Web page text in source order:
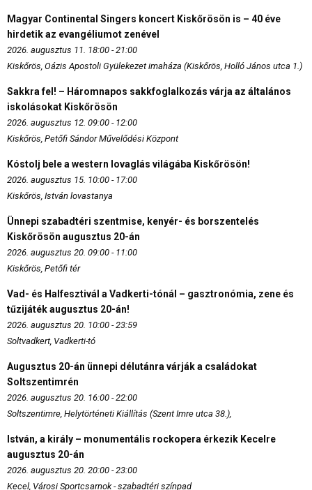
Magyar Continental Singers koncert Kiskőrösön is – 40 éve
hirdetik az evangéliumot zenével
2026. augusztus 11. 18:00 - 21:00
Kiskőrös, Oázis Apostoli Gyülekezet imaháza (Kiskőrös, Holló János utca 1.)
Sakkra fel! – Háromnapos sakkfoglalkozás várja az általános
iskolásokat Kiskőrösön
2026. augusztus 12. 09:00 - 12:00
Kiskőrös, Petőfi Sándor Művelődési Központ
Kóstolj bele a western lovaglás világába Kiskőrösön!
2026. augusztus 15. 10:00 - 17:00
Kiskőrös, István lovastanya
Ünnepi szabadtéri szentmise, kenyér- és borszentelés
Kiskőrösön augusztus 20-án
2026. augusztus 20. 09:00 - 11:00
Kiskőrös, Petőfi tér
Vad- és Halfesztivál a Vadkerti-tónál – gasztronómia, zene és
tűzijáték augusztus 20-án!
2026. augusztus 20. 10:00 - 23:59
Soltvadkert, Vadkerti-tó
Augusztus 20-án ünnepi délutánra várják a családokat
Soltszentimrén
2026. augusztus 20. 16:00 - 22:00
Soltszentimre, Helytörténeti Kiállítás (Szent Imre utca 38.),
István, a király – monumentális rockopera érkezik Kecelre
augusztus 20-án
2026. augusztus 20. 20:00 - 23:00
Kecel, Városi Sportcsarnok - szabadtéri színpad